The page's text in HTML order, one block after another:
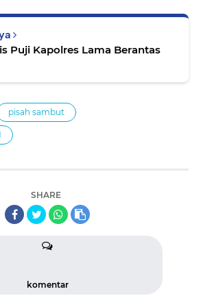
Puji Kapolres Lama Berantas
pisah sambut
SHARE
komentar